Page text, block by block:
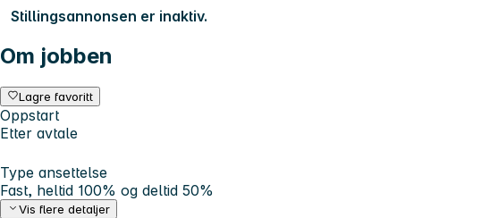
Stillingsannonsen er inaktiv.
Om jobben
Lagre favoritt
Oppstart
Etter avtale
Type ansettelse
Fast, heltid 100% og deltid 50%
Vis flere detaljer